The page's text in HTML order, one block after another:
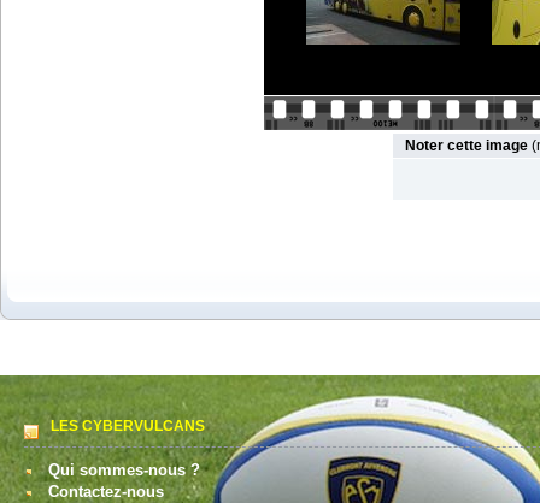
Noter cette image
LES CYBERVULCANS
Qui sommes-nous ?
Contactez-nous